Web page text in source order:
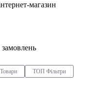
магазин
ТОП Фільтри